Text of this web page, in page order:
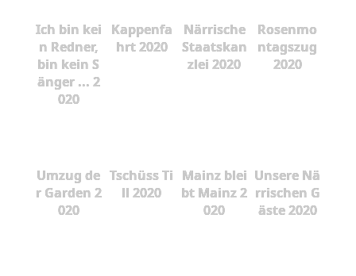
Ich bin kei
n Redner,
bin kein S
änger ... 2
020
Kappenfa
hrt 2020
Närrische
Staatskan
zlei 2020
Rosenmo
ntagszug
2020
Umzug de
r Garden 2
020
Tschüss Ti
ll 2020
Mainz blei
bt Mainz 2
020
Unsere Nä
rrischen G
äste 2020